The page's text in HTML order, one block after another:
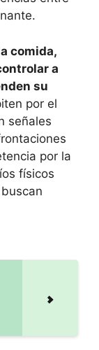
comida,
a
su
por el
señales
por la
físicos